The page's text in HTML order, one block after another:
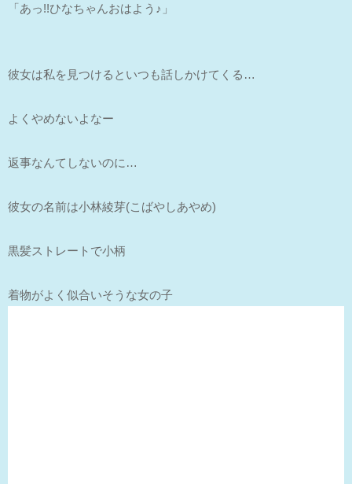
「あっ!!ひなちゃんおはよう♪」
彼女は私を見つけるといつも話しかけてくる…
よくやめないよなー
返事なんてしないのに…
彼女の名前は小林綾芽(こばやしあやめ)
黒髪ストレートで小柄
着物がよく似合いそうな女の子